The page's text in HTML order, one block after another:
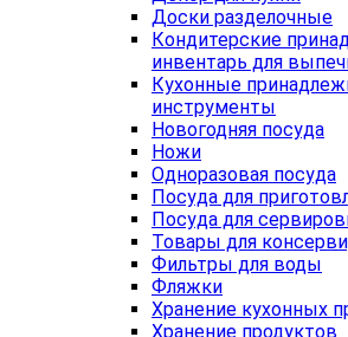
Доски разделочные
Кондитерские
инвентарь для
Кухонные
инструменты
Новогодняя посуда
Ножи
Одноразовая посуда
Посуда для
Посуда для
Товары для
Фильтры для воды
Фляжки
Хранение кухонных
Хранение продуктов